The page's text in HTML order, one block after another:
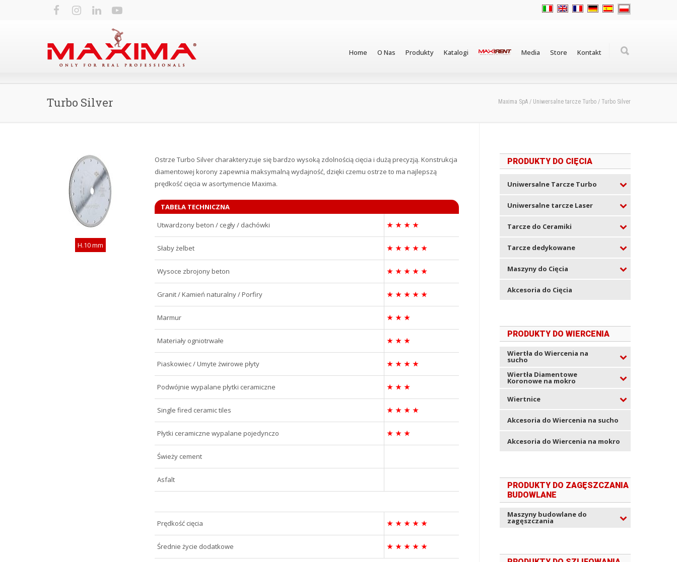
Home O Nas Produkty Katalogi Media Store Kontakt
Turbo Silver Maxima SpA / Uniwersalne tarcze Turbo / Turbo Silver
H.10 mm
Ostrze Turbo Silver charakteryzuje się bardzo wysoką zdolnością cięcia i dużą precyzją. Konstrukcja
diamentowej korony zapewnia maksymalną wydajność, dzięki czemu ostrze to ma najlepszą
prędkość cięcia w asortymencie Maxima.
TABELA TECHNICZNA
Utwardzony beton / cegły / dachówki
★ ★ ★ ★
Słaby żelbet ★ ★ ★ ★ ★
Wysoce zbrojony beton ★ ★ ★ ★ ★
Granit / Kamień naturalny / Porfiry ★ ★ ★ ★ ★
Marmur ★ ★ ★
Materiały ogniotrwałe ★ ★ ★
Piaskowiec / Umyte żwirowe płyty ★ ★ ★ ★
Podwójnie wypalane płytki ceramiczne ★ ★ ★
Single fired ceramic tiles ★ ★ ★ ★
Płytki ceramiczne wypalane pojedynczo ★ ★ ★
Świeży cement
Asfalt
Prędkość cięcia ★ ★ ★ ★ ★
Średnie życie dodatkowe ★ ★ ★ ★ ★
PRODUKTY DO CIĘCIA
Uniwersalne Tarcze Turbo
Uniwersalne tarcze Laser
Tarcze do Ceramiki
Tarcze dedykowane
Maszyny do Cięcia
Akcesoria do Cięcia
PRODUKTY DO WIERCENIA
Wiertła do Wiercenia na
sucho
Wiertła Diamentowe
Koronowe na mokro
Wiertnice
Akcesoria do Wiercenia na sucho
Akcesoria do Wiercenia na mokro
PRODUKTY DO ZAGĘSZCZANIA
BUDOWLANE
Maszyny budowlane do
zagęszczania